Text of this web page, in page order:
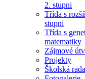
2. stupni
Třída s
stupni
Třída s
matematiky
Zájmové
Projekty
Školská rada